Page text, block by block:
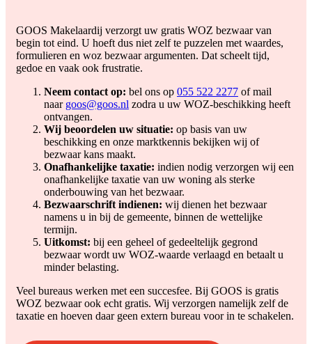
GOOS Makelaardij verzorgt uw gratis WOZ bezwaar van
begin tot eind. U hoeft dus niet zelf te puzzelen met waardes,
formulieren en woz bezwaar argumenten. Dat scheelt tijd,
gedoe en vaak ook frustratie.
Neem contact op: bel ons op 055 522 2277 of mail
naar goos@goos.nl zodra u uw WOZ-beschikking heeft
ontvangen.
Wij beoordelen uw situatie: op basis van uw
beschikking en onze marktkennis bekijken wij of
bezwaar kans maakt.
Onafhankelijke taxatie: indien nodig verzorgen wij een
onafhankelijke taxatie van uw woning als sterke
onderbouwing van het bezwaar.
Bezwaarschrift indienen: wij dienen het bezwaar
namens u in bij de gemeente, binnen de wettelijke
termijn.
Uitkomst: bij een geheel of gedeeltelijk gegrond
bezwaar wordt uw WOZ-waarde verlaagd en betaalt u
minder belasting.
Veel bureaus werken met een succesfee. Bij GOOS is gratis
WOZ bezwaar ook echt gratis. Wij verzorgen namelijk zelf de
taxatie en hoeven daar geen extern bureau voor in te schakelen.